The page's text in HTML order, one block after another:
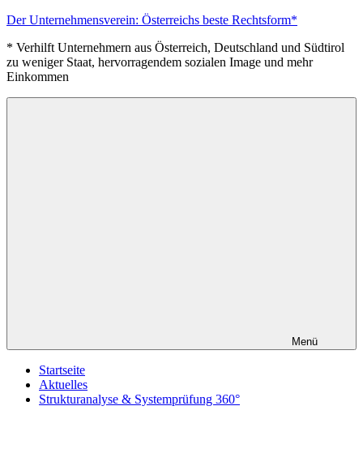
Zum
springen
Der Unternehmensverein: Österreichs beste Rechtsform*
* Verhilft Unternehmern aus Österreich, Deutschland und Südtirol
zu weniger Staat, hervorragendem sozialen Image und mehr
Einkommen
Menü
Startseite
Aktuelles
Strukturanalyse & Systemprüfung 360°